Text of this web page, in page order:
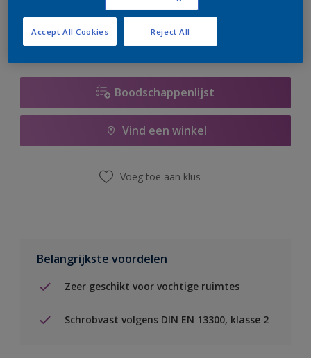
er hard aan om de voorraad aan te vullen.
Boodschappenlijst
Vind een winkel
Voeg toe aan klus
Belangrijkste voordelen
Zeer geschikt voor vochtige ruimtes
Schrobvast volgens DIN EN 13300, klasse 2
Reject All
Accept All Cookies